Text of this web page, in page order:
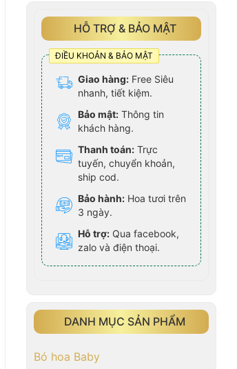
HỖ TRỢ & BẢO MẬT
ĐIỀU KHOẢN & BẢO MẬT
Giao hàng: Free Siêu
nhanh, tiết kiệm.
Bảo mật: Thông tin
khách hàng.
Thanh toán: Trực
tuyến, chuyển khoản,
ship cod.
Bảo hành: Hoa tươi trên
3 ngày.
Hỗ trợ: Qua facebook,
zalo và điện thoại.
DANH MỤC SẢN PHẨM
Bó hoa Baby